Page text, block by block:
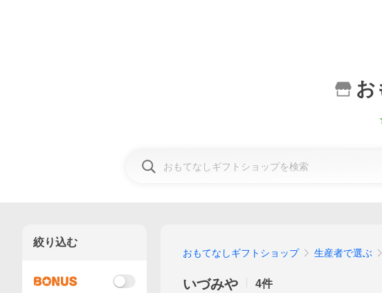
お
おもてなしギフトショップ 生産者で選ぶ
いづみや 4件
絞り込む